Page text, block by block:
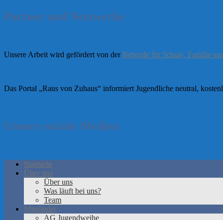
Partner und Netzwerke
Unsere Arbeit wird gefördert von der Behörde für Schule, Familie
Das Portal „Raus von Zuhaus“ informiert Jugendliche neutral,
Unsere soziale Medien
Startseite
Über uns
Über uns
Was läuft bei uns?
Team
Mitglieder
AG Jugendweihe